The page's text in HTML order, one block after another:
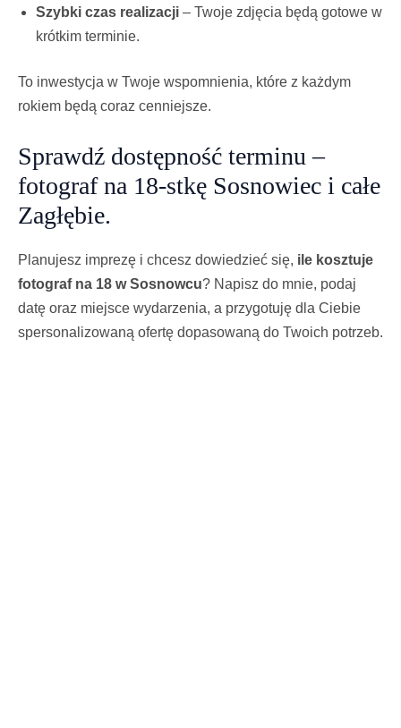
Szybki czas realizacji – Twoje zdjęcia będą gotowe w
krótkim terminie.
To inwestycja w Twoje wspomnienia, które z każdym
rokiem będą coraz cenniejsze.
Sprawdź dostępność terminu –
fotograf na 18-stkę Sosnowiec i całe
Zagłębie.
Planujesz imprezę i chcesz dowiedzieć się, ile kosztuje
fotograf na 18 w Sosnowcu? Napisz do mnie, podaj
datę oraz miejsce wydarzenia, a przygotuję dla Ciebie
spersonalizowaną ofertę dopasowaną do Twoich potrzeb.